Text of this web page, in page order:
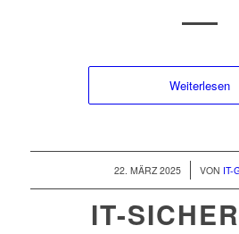
Weiterlesen
22. MÄRZ 2025
/ VON IT-
IT-